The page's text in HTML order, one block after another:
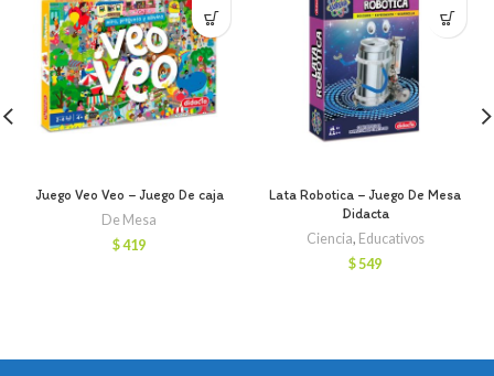
Juego Veo Veo – Juego De caja
De Mesa
$419
Lata Robotica – Juego De Mesa
Didacta
Ciencia, Educativos
$549